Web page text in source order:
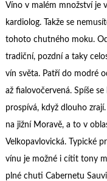
Víno v malém množství je
kardiolog. Takže se
tohoto chutného moku.
tradiční, pozdní a taky
vín světa. Patří do modré
až fialovočervená. Spíše
prospívá, když dlouho
na jižní Moravě, a to v
Velkopavlovická. Typické
vínu je možné i cítit tony
plné chuti Cabernetu